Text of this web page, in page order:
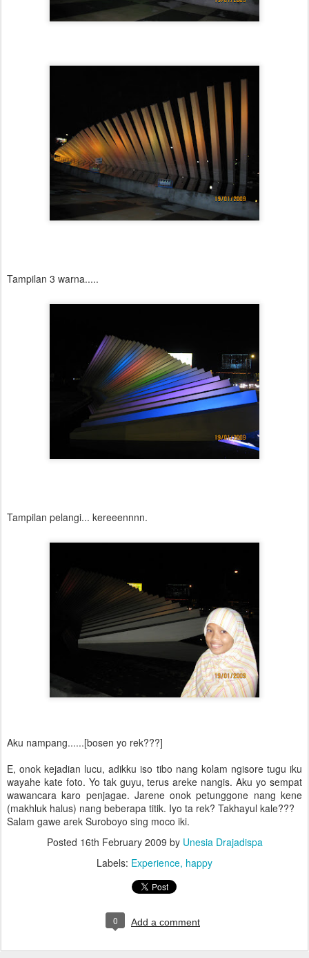
Tampilan 3 warna.....
Tampilan pelangi... kereeennnn.
Aku nampang......[bosen yo rek???]
E, onok kejadian lucu, adikku iso tibo nang kolam ngisore tugu iku
wayahe kate foto. Yo tak guyu, terus areke nangis. Aku yo sempat
wawancara karo penjagae. Jarene onok petunggone nang kene
(makhluk halus) nang beberapa titik. Iyo ta rek? Takhayul kale???
Salam gawe arek Suroboyo sing moco iki.
Posted 16th February 2009 by Unesia Drajadispa
Labels: Experience happy
0 Add a comment